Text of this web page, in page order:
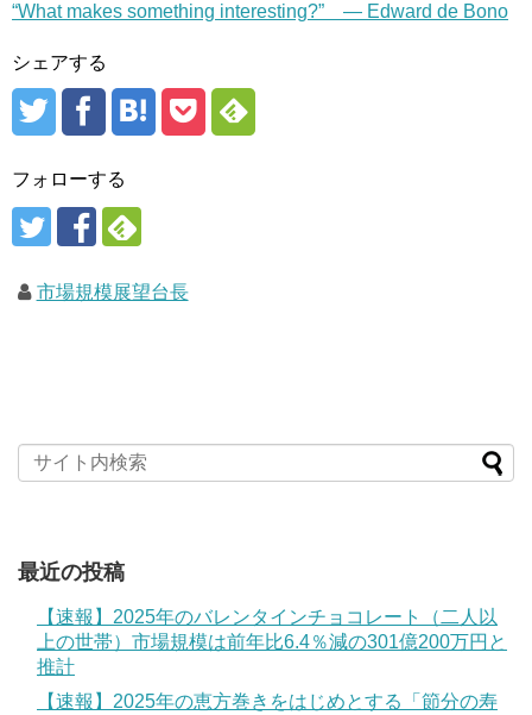
“What makes something interesting?” — Edward de Bono
シェアする
フォローする
市場規模展望台長
最近の投稿
【速報】2025年のバレンタインチョコレート（二人以
上の世帯）市場規模は前年比6.4％減の301億200万円と
推計
【速報】2025年の恵方巻きをはじめとする「節分の寿